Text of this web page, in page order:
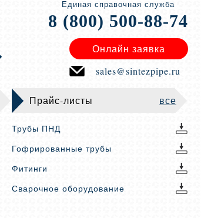
Единая справочная служба
8 (800) 500-88-74
Онлайн заявка
sales@sintezpipe.ru
Прайс-листы все
Трубы ПНД
Гофрированные трубы
Фитинги
Сварочное оборудование